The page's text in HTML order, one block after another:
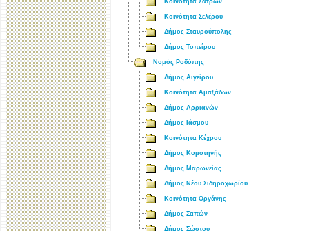
Κοινότητα Σατρών
Κοινότητα Σελέρου
Δήμος Σταυρούπολης
Δήμος Τοπείρου
Νομός Ροδόπης
Δήμος Αιγείρου
Κοινότητα Αμαξάδων
Δήμος Αρριανών
Δήμος Ιάσμου
Κοινότητα Κέχρου
Δήμος Κομοτηνής
Δήμος Μαρωνείας
Δήμος Νέου Σιδηροχωρίου
Κοινότητα Οργάνης
Δήμος Σαπών
Δήμος Σώστου